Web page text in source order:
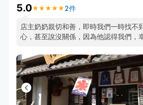
5.0★ ★ ★ ★ ★
★ ★ ★ ★ ★ 2件
店主奶奶親切和善，即時我們一時找不
心，甚至說沒關係，因為他認得我們，